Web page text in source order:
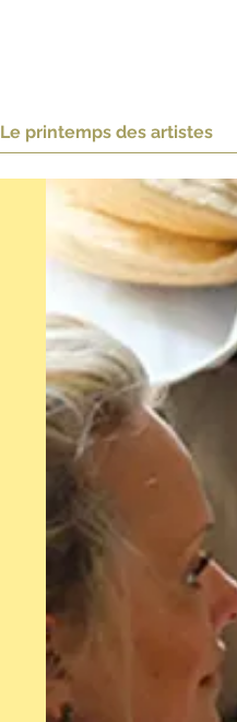
Le printemps des artistes